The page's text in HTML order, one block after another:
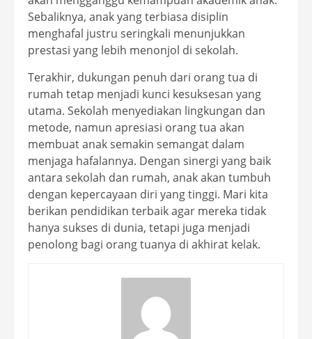
Sebaliknya, anak yang terbiasa disiplin
menghafal justru seringkali menunjukkan
prestasi yang lebih menonjol di sekolah.
Terakhir, dukungan penuh dari orang tua di
rumah tetap menjadi kunci kesuksesan yang
utama. Sekolah menyediakan lingkungan dan
metode, namun apresiasi orang tua akan
membuat anak semakin semangat dalam
menjaga hafalannya. Dengan sinergi yang baik
antara sekolah dan rumah, anak akan tumbuh
dengan kepercayaan diri yang tinggi. Mari kita
berikan pendidikan terbaik agar mereka tidak
hanya sukses di dunia, tetapi juga menjadi
penolong bagi orang tuanya di akhirat kelak.